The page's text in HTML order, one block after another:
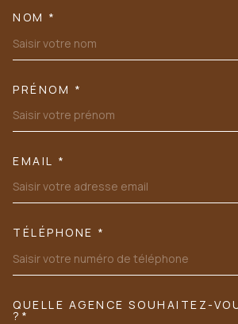
NOM *
PRÉNOM *
EMAIL *
TÉLÉPHONE *
QUELLE AGENCE SOUHAITEZ-
?*